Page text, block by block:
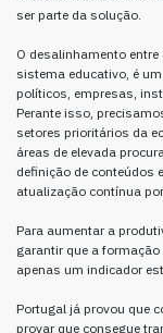
ser parte da solução.
O desalinhamento
sistema educativo, é
políticos, empresas,
Perante isso,
setores prioritários da
áreas de elevada
definição de conteúdos
atualização contínua
Para aumentar a
garantir que a
apenas um indicador
Portugal já provou que
provar que consegue